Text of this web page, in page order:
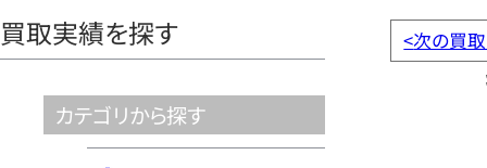
買取実績を探す
カテゴリから探す
<次の買